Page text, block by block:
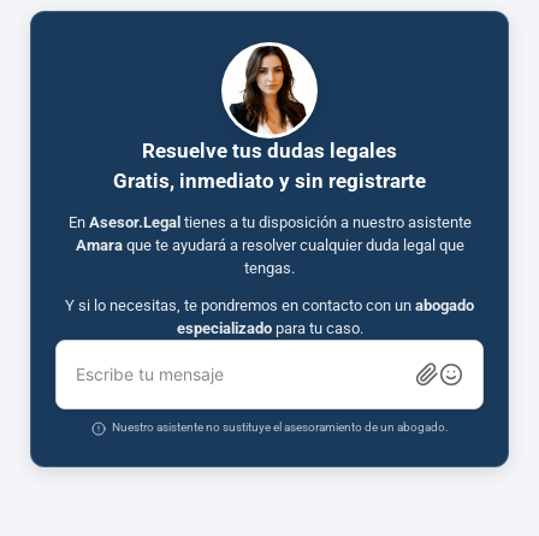
Resuelve tus dudas legales
Gratis, inmediato y sin registrarte
En Asesor.Legal tienes a tu disposición a nuestro asistente
Amaraque te ayudará a resolver cualquier duda legal que
tengas.
Y si lo necesitas, te pondremos en contacto con un abogado
especializadopara tu caso.
Escribe tu mensaje
Nuestro asistente no sustituye el asesoramiento de un abogado.